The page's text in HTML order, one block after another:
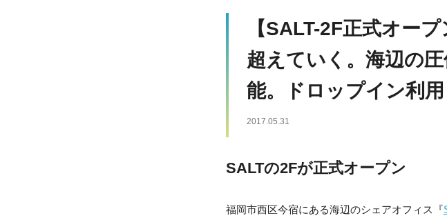
【SALT-2F正式オー
超えていく。海辺の
能。ドロップイン利用
2017.05.31
SALTの2Fが正式オープン
福岡市西区今宿にある海辺のシェアオフィス『